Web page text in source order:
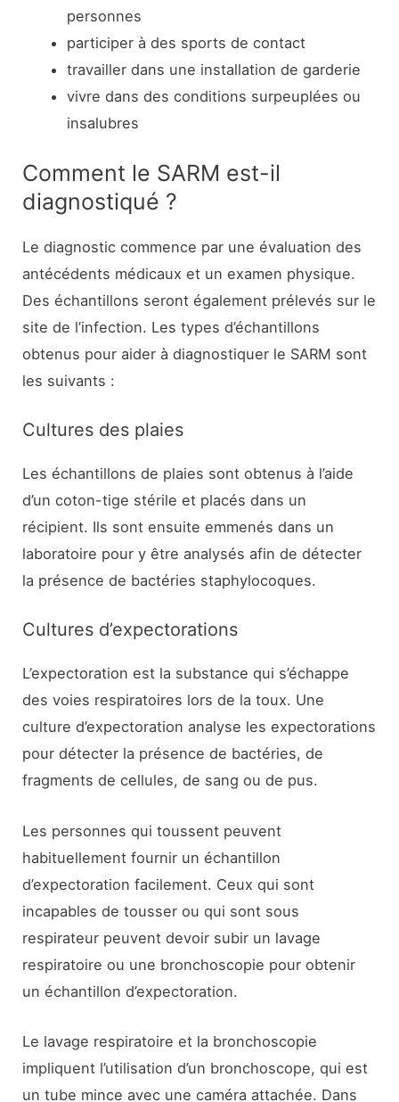
personnes
participer à des sports de contact
travailler dans une installation de garderie
vivre dans des conditions surpeuplées ou
insalubres
Comment le SARM est-il
diagnostiqué ?
Le diagnostic commence par une évaluation des
antécédents médicaux et un examen physique.
Des échantillons seront également prélevés sur le
site de l’infection. Les types d’échantillons
obtenus pour aider à diagnostiquer le SARM sont
les suivants :
Cultures des plaies
Les échantillons de plaies sont obtenus à l’aide
d’un coton-tige stérile et placés dans un
récipient. Ils sont ensuite emmenés dans un
laboratoire pour y être analysés afin de détecter
la présence de bactéries staphylocoques.
Cultures d’expectorations
L’expectoration est la substance qui s’échappe
des voies respiratoires lors de la toux. Une
culture d’expectoration analyse les expectorations
pour détecter la présence de bactéries, de
fragments de cellules, de sang ou de pus.
Les personnes qui toussent peuvent
habituellement fournir un échantillon
d’expectoration facilement. Ceux qui sont
incapables de tousser ou qui sont sous
respirateur peuvent devoir subir un lavage
respiratoire ou une bronchoscopie pour obtenir
un échantillon d’expectoration.
Le lavage respiratoire et la bronchoscopie
impliquent l’utilisation d’un bronchoscope, qui est
un tube mince avec une caméra attachée. Dans